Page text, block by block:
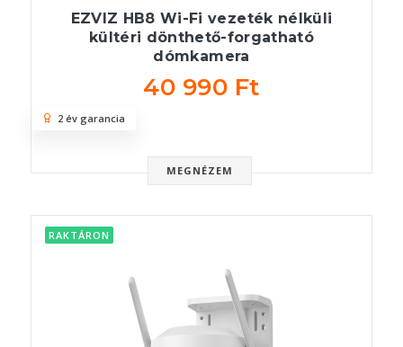
EZVIZ HB8 Wi-Fi vezeték nélküli
kültéri dönthető-forgatható
dómkamera
40 990 Ft
MEGNÉZEM
2 év garancia
RAKTÁRON